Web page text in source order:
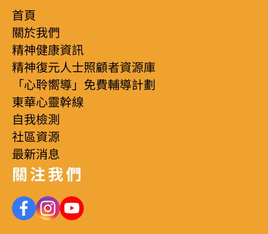
保持身體放鬆。 可以閉上眼睛或保持輕鬆的目光注視前
方一點。 讓肩膀放鬆，雙手自然放在膝蓋或大腿上。 2.
專注於呼吸 將注意力集中在你的呼吸上，觀察空氣進入
和離開身體的感覺。 無需改變呼吸的節奏，只需自然地
呼吸，感受空氣流經鼻腔、胸腔或腹部的感覺。 3. 覺察
當下 當你專注於呼吸時，可能會有雜念浮現，這是正常
的。 當發現思緒飄走時，溫和地將注意力拉回呼吸，不
必苛責自己。 4. 持續練習 初次嘗試可從3-5分鐘開始，
逐漸延長至10-15分鐘。 設定一個固定的時間（如每天
早晨或睡前）進行練習，養成習慣。 靜觀呼吸練習小貼
首頁
關於我們
精神健康資訊
精神復元人士照顧者資源庫
「心聆嚮導」免費輔導計劃
東華心靈幹線
自我檢測
社區資源
最新消息
關注我們